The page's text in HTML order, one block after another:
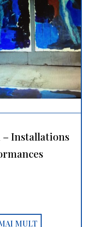
– Installations
MULT